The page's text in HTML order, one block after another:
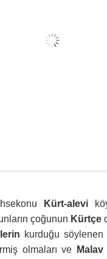
Kürt-alevi
çoğunun Kürtçe
kurduğu
olmaları ve Malav